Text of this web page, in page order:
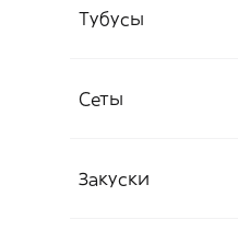
Тубусы
Сеты
Закуски